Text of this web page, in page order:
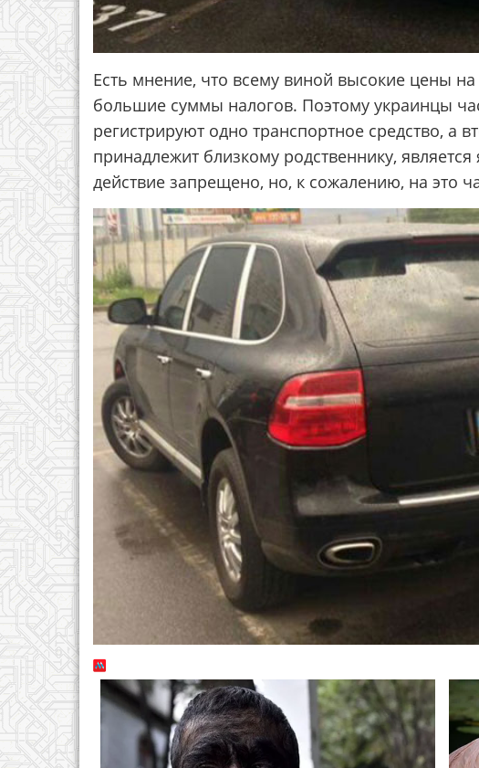
Есть мнение, что всему виной высокие цены
большие суммы налогов. Поэтому украинцы
регистрируют одно транспортное средство, а
принадлежит близкому родственнику,
действие запрещено, но, к сожалению, на это